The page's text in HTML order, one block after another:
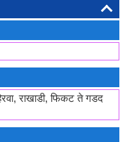
राखाडी, फिकट ते गडद